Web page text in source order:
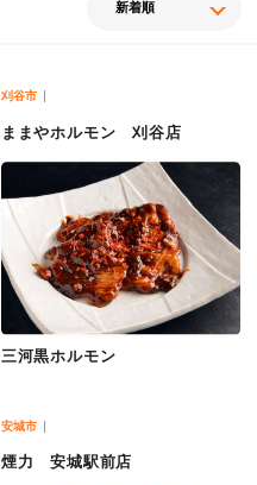
刈谷市
ままやホルモン 刈谷店
三河黒ホルモン
安城市
煙力 安城駅前店